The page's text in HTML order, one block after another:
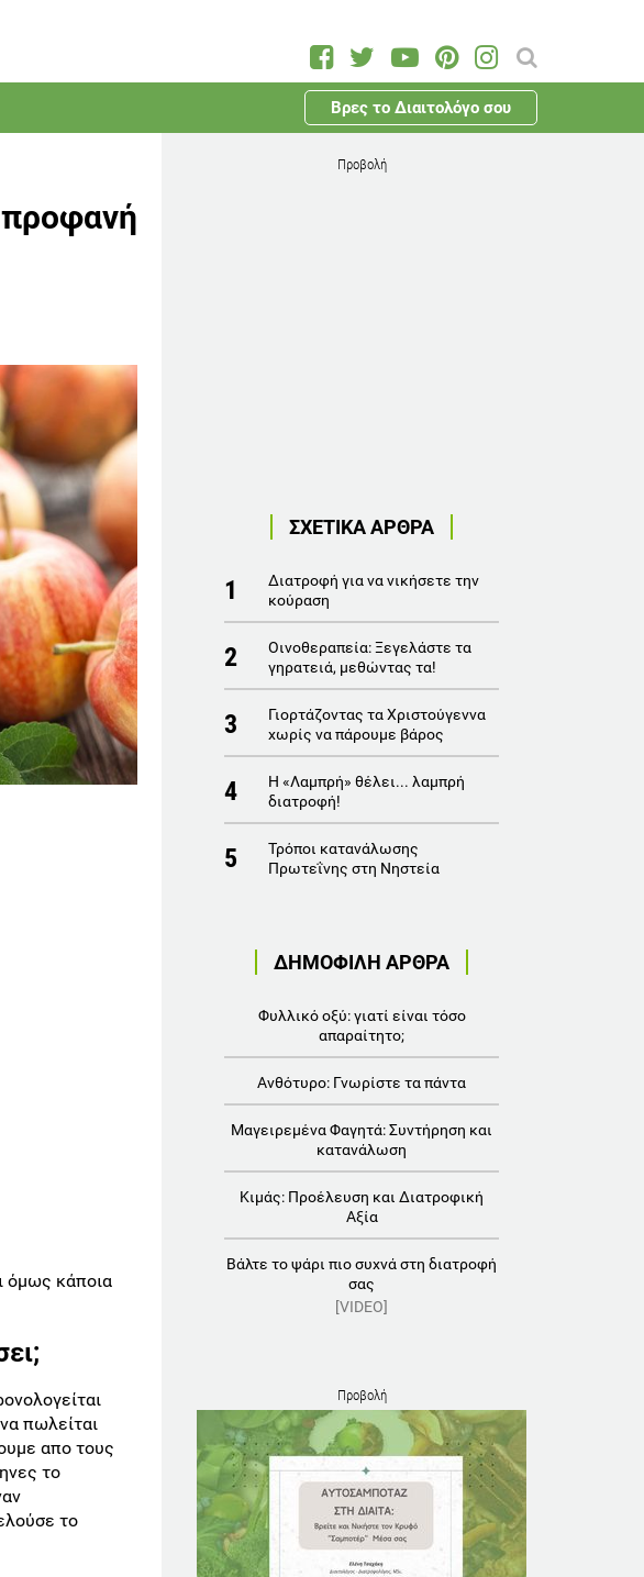
Βρες το Διαιτολόγο σου
όμως κάποια
πωλείται
απο τους
το
το
Προβολή
ΣΧΕΤΙΚΑ ΑΡΘΡΑ
1
Διατροφή για να νικήσετε την
κούραση
2
Οινοθεραπεία: Ξεγελάστε τα
γηρατειά, μεθώντας τα!
3
Γιορτάζοντας τα Χριστούγεννα
χωρίς να πάρουμε βάρος
4
Η «Λαμπρή» θέλει... λαμπρή
διατροφή!
5
Τρόποι κατανάλωσης
Πρωτεΐνης στη Νηστεία
ΔΗΜΟΦΙΛΗ ΑΡΘΡΑ
Φυλλικό οξύ: γιατί είναι τόσο
απαραίτητο;
Ανθότυρο: Γνωρίστε τα πάντα
Μαγειρεμένα Φαγητά: Συντήρηση και
κατανάλωση
Κιμάς: Προέλευση και Διατροφική
Αξία
Βάλτε το ψάρι πιο συχνά στη διατροφή
σας
[VIDEO]
Προβολή